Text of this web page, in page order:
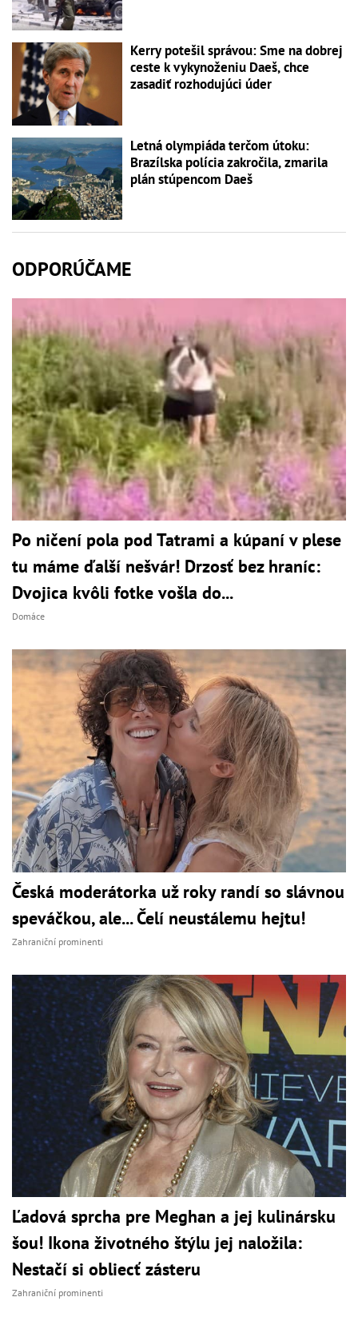
Kerry potešil správou: Sme na dobrej
ceste k vykynoženiu Daeš, chce
zasadiť rozhodujúci úder
Letná olympiáda terčom útoku:
Brazílska polícia zakročila, zmarila
plán stúpencom Daeš
ODPORÚČAME
Po ničení pola pod Tatrami a kúpaní v plese
tu máme ďalší nešvár! Drzosť bez hraníc:
Dvojica kvôli fotke vošla do...
Domáce
Česká moderátorka už roky randí so slávnou
speváčkou, ale... Čelí neustálemu hejtu!
Zahraniční prominenti
Ľadová sprcha pre Meghan a jej kulinársku
šou! Ikona životného štýlu jej naložila:
Nestačí si obliecť zásteru
Zahraniční prominenti